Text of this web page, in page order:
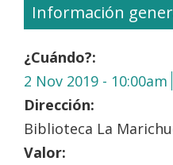
Información
¿Cuándo?:
2 Nov 2019 - 10:00am
Dirección:
Biblioteca La
Valor: